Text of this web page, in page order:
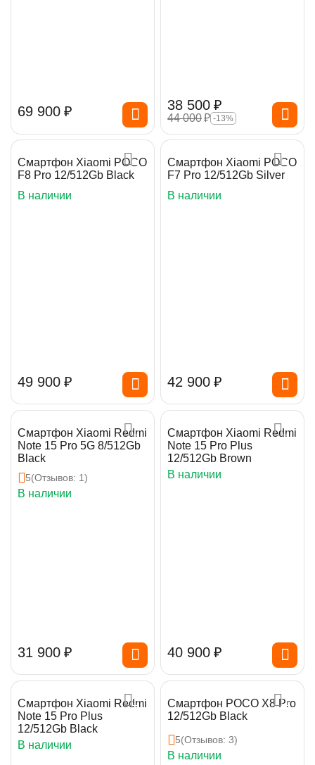
69 900 ₽ 38 500 ₽
44 000₽ -13%
Смартфон Xiaomi POCO
F8 Pro 12/512Gb Black
В наличии
49 900 ₽
Смартфон Xiaomi POCO
F7 Pro 12/512Gb Silver
В наличии
42 900 ₽
Смартфон Xiaomi Redmi
Note 15 Pro 5G 8/512Gb
Black
5(Отзывов: 1)
В наличии
31 900 ₽
Смартфон Xiaomi Redmi
Note 15 Pro Plus
12/512Gb Brown
В наличии
40 900 ₽
Смартфон Xiaomi Redmi
Note 15 Pro Plus
12/512Gb Black
В наличии
Смартфон POCO X8 Pro
12/512Gb Black
5(Отзывов: 3)
В наличии